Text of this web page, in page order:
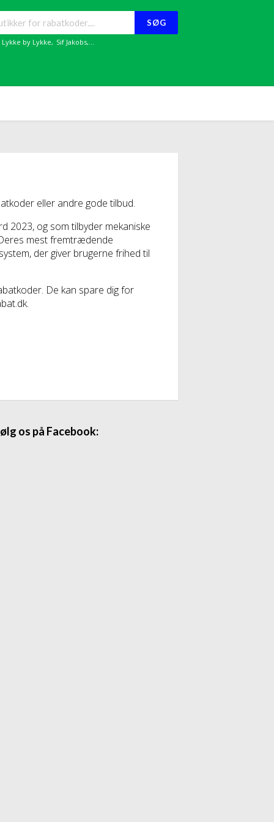
SØG
Lykke by Lykke, Sif Jakobs,...
eller andre gode tilbud.
2023, og som tilbyder mekaniske
mest fremtrædende
der giver brugerne frihed til
De kan spare dig for
os på Facebook: